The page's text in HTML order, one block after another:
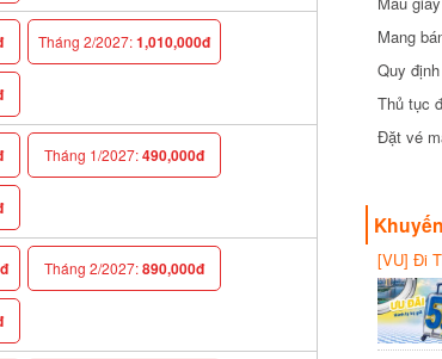
Tháng 2/2027:1,010,000đ
Tháng 1/2027:490,000đ
Tháng 2/2027:890,000đ
Mang
Quy
Thủ tục
Đặt vé
[VU] Đi
giảm